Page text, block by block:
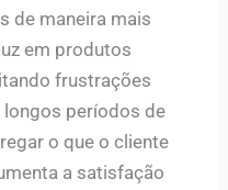
de maneira mais
em produtos
frustrações
períodos de
o que o cliente
a satisfação